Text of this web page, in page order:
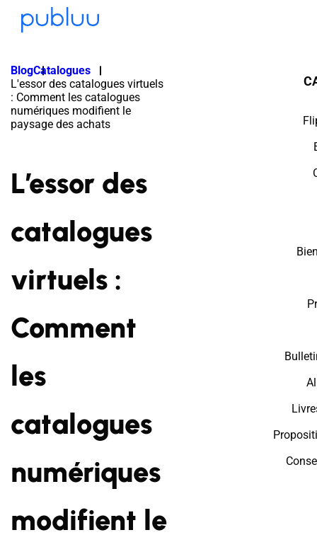
BlogCatalogues
L'essor des catalogues virtuels
: Comment les catalogues
numériques modifient le
paysage des achats
L’essor des
catalogues
virtuels :
Comment
les
catalogues
numériques
modifient le